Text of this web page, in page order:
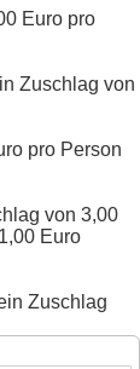
Euro pro
Zuschlag von
pro Person
von 3,00
Euro
Zuschlag